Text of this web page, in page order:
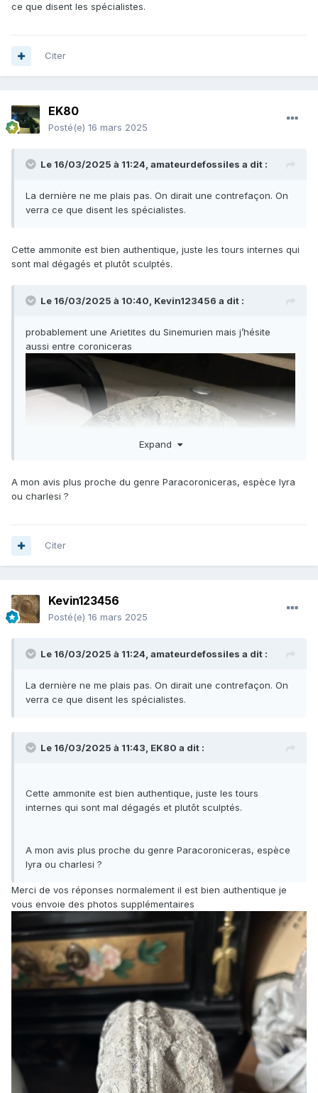
ce que disent les spécialistes.
Citer
EK80
Posté(e) 16 mars 2025
Le 16/03/2025 à 11:24, amateurdefossiles a dit :
La dernière ne me plais pas. On dirait une contrefaçon. On
verra ce que disent les spécialistes.
Cette ammonite est bien authentique, juste les tours internes qui
sont mal dégagés et plutôt sculptés.
Le 16/03/2025 à 10:40, Kevin123456 a dit :
probablement une Arietites du Sinemurien mais j’hésite
aussi entre coroniceras
Expand
A mon avis plus proche du genre Paracoroniceras, espèce lyra
ou charlesi ?
Citer
Kevin123456
Posté(e) 16 mars 2025
Le 16/03/2025 à 11:24, amateurdefossiles a dit :
La dernière ne me plais pas. On dirait une contrefaçon. On
verra ce que disent les spécialistes.
Le 16/03/2025 à 11:43, EK80 a dit :
Cette ammonite est bien authentique, juste les tours
internes qui sont mal dégagés et plutôt sculptés.
A mon avis plus proche du genre Paracoroniceras, espèce
lyra ou charlesi ?
Merci de vos réponses normalement il est bien authentique je
vous envoie des photos supplémentaires